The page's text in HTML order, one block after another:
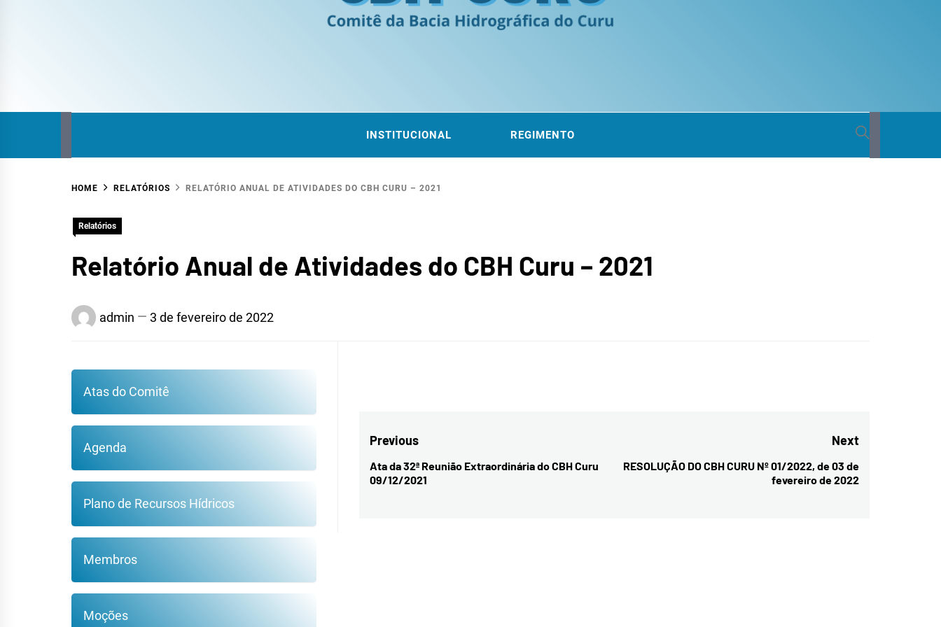
COMITÊ DA BACIA
HIDROGRÁFICA DO
INSTITUCIONAL REGIMENTO
HOME RELATÓRIOS RELATÓRIO ANUAL DE ATIVIDADES DO CBH CURU – 2021
Relatórios
Relatório Anual de Atividades do CBH Curu – 2021
admin 3 de fevereiro de 2022
Navegação
de
Previous
Previous
post:
Ata da 32ª Reunião Extraordinária do CBH Curu
09/12/2021
Next
Next
post:
RESOLUÇÃO DO CBH CURU Nº 01/2022, de 03 de
fevereiro de 2022
Atas do Comitê
Agenda
Plano de Recursos Hídricos
Membros
Moções